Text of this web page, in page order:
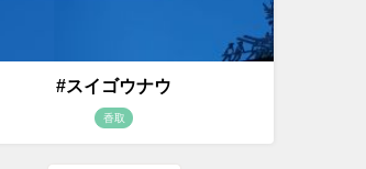
#スイゴウナウ
香取